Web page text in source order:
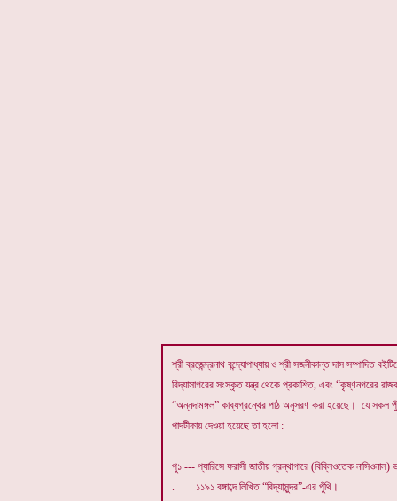
শ্রী ব্রজেন্দ্রনাথ বন্দ্যোপাধ্যায় ও শ্রী সজনীকান্ত দাস সম্পাদিত
বিদ্যাসাগরের সংস্কৃত যন্ত্র থেকে প্রকাশিত, এবং “কৃষ্ণনগরের
“অন্নদামঙ্গল” কাব্যগ্রন্থের পাঠ অনুসরণ করা হয়েছে। যে সকল
পাদটীকায় দেওয়া হয়েছে তা হলো :---
পু১ --- প্যারিসে ফরাসী জাতীয় গ্রন্থাগারে (বিব্লিওতেক নাসিওনাল)
. ১১৯১ বঙ্গাব্দে লিখিত “বিদ্যাসুন্দর”-এর পুঁথি।